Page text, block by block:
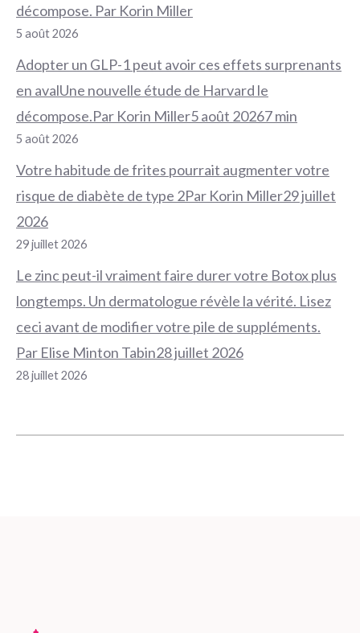
décompose. Par Korin Miller
5 août 2026
Adopter un GLP-1 peut avoir ces effets surprenants
en avalUne nouvelle étude de Harvard le
décompose.Par Korin Miller5 août 20267 min
5 août 2026
Votre habitude de frites pourrait augmenter votre
risque de diabète de type 2Par Korin Miller29 juillet
2026
29 juillet 2026
Le zinc peut-il vraiment faire durer votre Botox plus
longtemps. Un dermatologue révèle la vérité. Lisez
ceci avant de modifier votre pile de suppléments.
Par Elise Minton Tabin28 juillet 2026
28 juillet 2026